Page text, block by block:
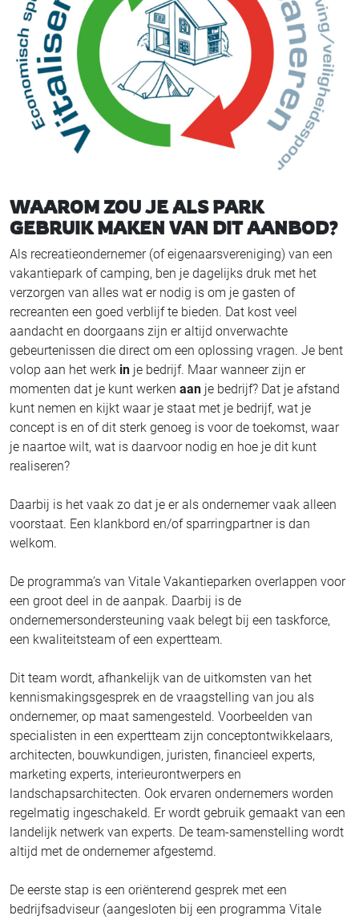
WAAROM ZOU JE ALS PARK
GEBRUIK MAKEN VAN DIT AANBOD?
Als recreatieondernemer (of eigenaarsvereniging) van een
vakantiepark of camping, ben je dagelijks druk met het
verzorgen van alles wat er nodig is om je gasten of
recreanten een goed verblijf te bieden. Dat kost veel
aandacht en doorgaans zijn er altijd onverwachte
gebeurtenissen die direct om een oplossing vragen. Je bent
volop aan het werk in je bedrijf. Maar wanneer zijn er
momenten dat je kunt werken aan je bedrijf? Dat je afstand
kunt nemen en kijkt waar je staat met je bedrijf, wat je
concept is en of dit sterk genoeg is voor de toekomst, waar
je naartoe wilt, wat is daarvoor nodig en hoe je dit kunt
realiseren?
Daarbij is het vaak zo dat je er als ondernemer vaak alleen
voorstaat. Een klankbord en/of sparringpartner is dan
welkom.
De programma’s van Vitale Vakantieparken overlappen voor
een groot deel in de aanpak. Daarbij is de
ondernemersondersteuning vaak belegt bij een taskforce,
een kwaliteitsteam of een expertteam.
Dit team wordt, afhankelijk van de uitkomsten van het
kennismakingsgesprek en de vraagstelling van jou als
ondernemer, op maat samengesteld. Voorbeelden van
specialisten in een expertteam zijn conceptontwikkelaars,
architecten, bouwkundigen, juristen, financieel experts,
marketing experts, interieurontwerpers en
landschapsarchitecten. Ook ervaren ondernemers worden
regelmatig ingeschakeld. Er wordt gebruik gemaakt van een
landelijk netwerk van experts. De team-samenstelling wordt
altijd met de ondernemer afgestemd.
De eerste stap is een oriënterend gesprek met een
bedrijfsadviseur (aangesloten bij een programma Vitale